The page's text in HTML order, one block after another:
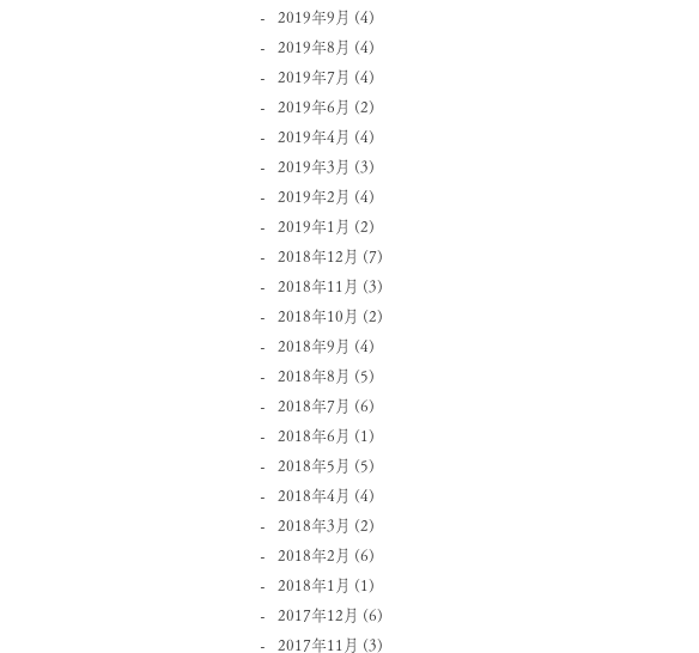
2019年9月 (4)
2019年8月 (4)
2019年7月 (4)
2019年6月 (2)
2019年4月 (4)
2019年3月 (3)
2019年2月 (4)
2019年1月 (2)
2018年12月 (7)
2018年11月 (3)
2018年10月 (2)
2018年9月 (4)
2018年8月 (5)
2018年7月 (6)
2018年6月 (1)
2018年5月 (5)
2018年4月 (4)
2018年3月 (2)
2018年2月 (6)
2018年1月 (1)
2017年12月 (6)
2017年11月 (3)